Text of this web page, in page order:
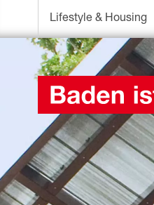
Lifestyle & Housing